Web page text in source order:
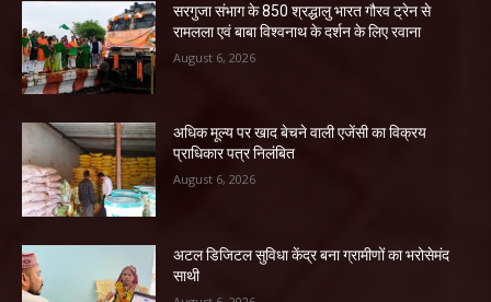
सरगुजा संभाग के 850 श्रद्धालु भारत गौरव ट्रेन से
रामलला एवं बाबा विश्वनाथ के दर्शन के लिए रवाना
August 6, 2026
अधिक मूल्य पर खाद बेचने वाली एजेंसी का विक्रय
प्राधिकार पत्र निलंबित
August 6, 2026
अटल डिजिटल सुविधा केंद्र बना ग्रामीणों का भरोसेमंद
साथी